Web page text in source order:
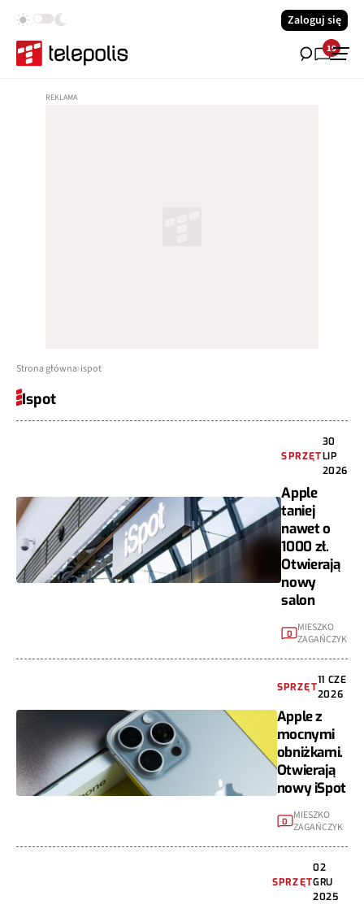
Zaloguj się
19
Strona główna ispot
Ispot
SPRZĘT
30
LIP
2026
Apple
taniej
nawet o
1000 zł.
Otwierają
nowy
salon
0
MIESZKO
ZAGAŃCZYK
SPRZĘT
11 CZE
2026
Apple z
mocnymi
obniżkami.
Otwierają
nowy iSpot
0 MIESZKO
ZAGAŃCZYK
SPRZĘT
02
GRU
2025